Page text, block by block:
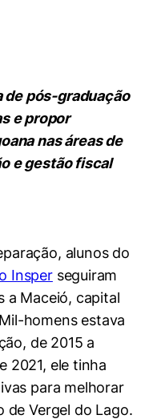
de pós-graduação
e propor
nas áreas de
e gestão fiscal
alunos do
Insperseguiram
a Maceió, capital
homens estava
de 2015 a
2021, ele tinha
para melhorar
de Vergel do Lago.